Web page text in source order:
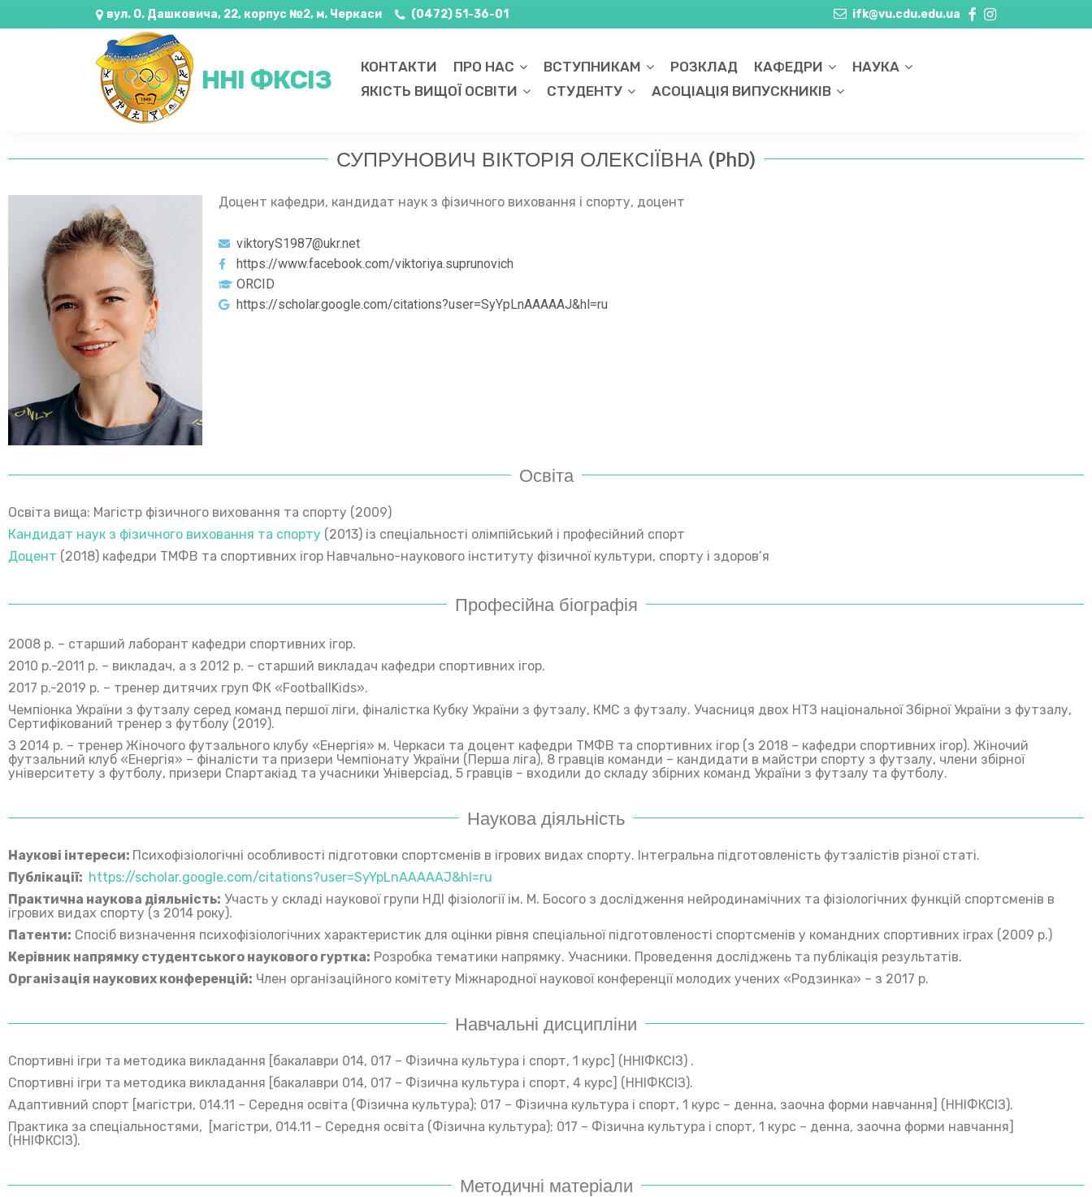
вул. О. Дашковича, 22, корпус №2, м. Черкаси (0472) 51-36-01 ifk@vu.cdu.edu.ua
ННІ ФКСІЗ КОНТАКТИ ПРО НАС ВСТУПНИКАМ РОЗКЛАД КАФЕДРИ
НАУКА
ЯКІСТЬ ВИЩОЇ ОСВІТИ
СТУДЕНТУ АСОЦІАЦІЯ ВИПУСКНИКІВ
СУПРУНОВИЧ ВІКТОРІЯ ОЛЕКСІЇВНА (PhD)
Доцент кафедри, кандидат наук з фізичного виховання і спорту, доцент
viktoryS1987@ukr.net
https://www.facebook.com/viktoriya.suprunovich
ORCID
https://scholar.google.com/citations?user=SyYpLnAAAAAJ&hl=ru
Освіта
Освіта вища: Магістр фізичного виховання та спорту (2009)
Кандидат наук з фізичного виховання та спорту (2013) із спеціальності олімпійський і професійний спорт
Доцент (2018) кафедри ТМФВ та спортивних ігор Навчально-наукового інституту фізичної культури, спорту і здоров’я
Професійна біографія
2008 р. – старший лаборант кафедри спортивних ігор.
2010 р.-2011 р. – викладач, а з 2012 р. – старший викладач кафедри спортивних ігор.
2017 р.-2019 р. – тренер дитячих груп ФК «FootballKids».
Чемпіонка України з футзалу серед команд першої ліги, фіналістка Кубку України з футзалу, КМС з футзалу. Учасниця двох НТЗ національної Збірної України з футзалу,
Сертифікований тренер з футболу (2019).
З 2014 р. – тренер Жіночого футзального клубу «Енергія» м. Черкаси та доцент кафедри ТМФВ та спортивних ігор (з 2018 – кафедри спортивних ігор). Жіночий
футзальний клуб «Енергія» – фіналісти та призери Чемпіонату України (Перша ліга), 8 гравців команди – кандидати в майстри спорту з футзалу, члени збірної
університету з футболу, призери Спартакіад та учасники Універсіад, 5 гравців – входили до складу збірних команд України з футзалу та футболу.
Наукова діяльність
Наукові інтереси: Психофізіологічні особливості підготовки спортсменів в ігрових видах спорту. Інтегральна підготовленість футзалістів різної статі.
Публікації: https://scholar.google.com/citations?user=SyYpLnAAAAAJ&hl=ru
Практична наукова діяльність: Участь у складі наукової групи НДІ фізіології ім. М. Босого з дослідження нейродинамічних та фізіологічних функцій спортсменів в
ігрових видах спорту (з 2014 року).
Патенти: Спосіб визначення психофізіологічних характеристик для оцінки рівня спеціальної підготовленості спортсменів у командних спортивних іграх (2009 р.)
Керівник напрямку студентського наукового гуртка: Розробка тематики напрямку. Учасники. Проведення досліджень та публікація результатів.
Організація наукових конференцій: Член організаційного комітету Міжнародної наукової конференції молодих учених «Родзинка» – з 2017 р.
Навчальні дисципліни
Спортивні ігри та методика викладання [бакалаври 014, 017 – Фізична культура і спорт, 1 курс] (ННІФКСІЗ) .
Спортивні ігри та методика викладання [бакалаври 014, 017 – Фізична культура і спорт, 4 курс] (ННІФКСІЗ).
Адаптивний спорт [магістри, 014.11 – Середня освіта (Фізична культура); 017 – Фізична культура і спорт, 1 курс – денна, заочна форми навчання] (ННІФКСІЗ).
Практика за спеціальностями, [магістри, 014.11 – Середня освіта (Фізична культура); 017 – Фізична культура і спорт, 1 курс – денна, заочна форми навчання]
(ННІФКСІЗ).
Методичні матеріали